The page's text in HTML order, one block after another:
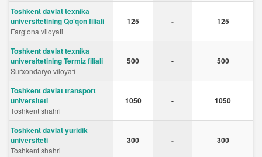
Toshkent davlat texnika
universitetining Qo‘qon filiali
Fargʻona viloyati
125 - 125
Toshkent davlat texnika
universitetining Termiz filiali
Surxondaryo viloyati
500 - 500
Toshkent davlat transport
universiteti
Toshkent shahri
1050 - 1050
Toshkent davlat yuridik
universiteti
Toshkent shahri
300 - 300